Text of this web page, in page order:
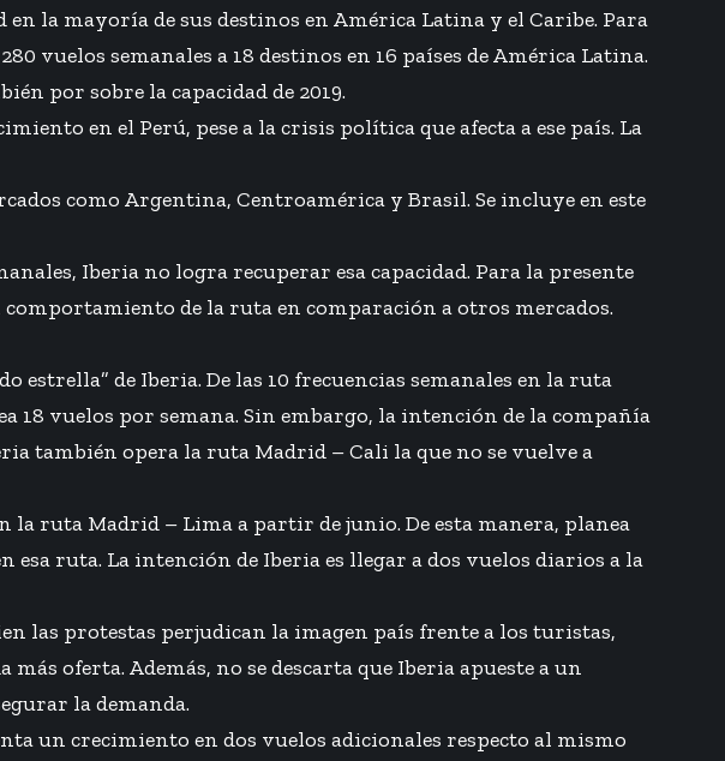
la mayoría de sus destinos en América Latina y el Caribe. Para
vuelos semanales a 18 destinos en 16 países de América Latina.
por sobre la capacidad de 2019.
en el Perú, pese a la crisis política que afecta a ese país. La
como Argentina, Centroamérica y Brasil. Se incluye en este
Iberia no logra recuperar esa capacidad. Para la presente
de la ruta en comparación a otros mercados.
estrella” de Iberia. De las 10 frecuencias semanales en la ruta
18 vuelos por semana. Sin embargo, la intención de la compañía
también opera la ruta Madrid – Cali la que no se vuelve a
la ruta Madrid – Lima a partir de junio. De esta manera, planea
ruta. La intención de Iberia es llegar a dos vuelos diarios a la
las protestas perjudican la imagen país frente a los turistas,
oferta. Además, no se descarta que Iberia apueste a un
la demanda.
un crecimiento en dos vuelos adicionales respecto al mismo